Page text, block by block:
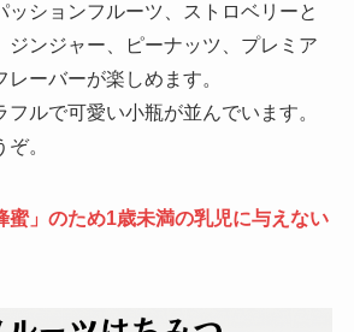
ッションフルーツ、ストロベリーと
ジンジャー、ピーナッツ、プレミア
ーバーが楽しめます。
ルで可愛い小瓶が並んでいます。
。
蜜」のため1歳未満の乳児に与えない